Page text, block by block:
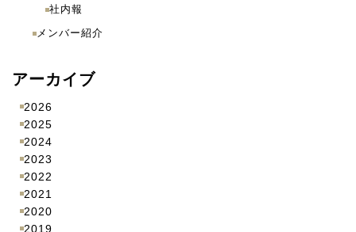
社内報
メンバー紹介
アーカイブ
2026
2025
2024
2023
2022
2021
2020
2019